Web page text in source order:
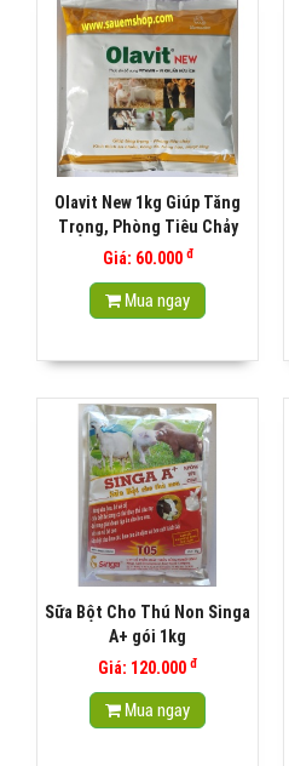
Olavit New 1kg Giúp Tăng
Trọng, Phòng Tiêu Chảy
Giá: 60.000 đ
Mua ngay
Sữa Bột Cho Thú Non Singa
A+ gói 1kg
Giá: 120.000 đ
Mua ngay